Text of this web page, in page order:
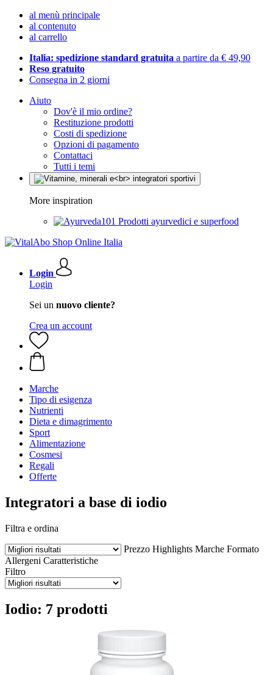
al menù principale
al contenuto
al carrello
Italia: spedizione standard gratuita a partire da € 49,90
Reso gratuito
Consegna in 2 giorni
Aiuto
Dov'è il mio ordine?
Restituzione prodotti
Costi di spedizione
Opzioni di pagamento
Contattaci
Tutti i temi
More inspiration
Prodotti ayurvedici e superfood
Login
Login
Sei un nuovo cliente?
Crea un account
Marche
Tipo di esigenza
Nutrienti
Dieta e dimagrimento
Sport
Alimentazione
Cosmesi
Regali
Offerte
Integratori a base di iodio
Filtra e ordina
Prezzo Highlights Marche Formato
Allergeni Caratteristiche
Filtro
Iodio: 7 prodotti